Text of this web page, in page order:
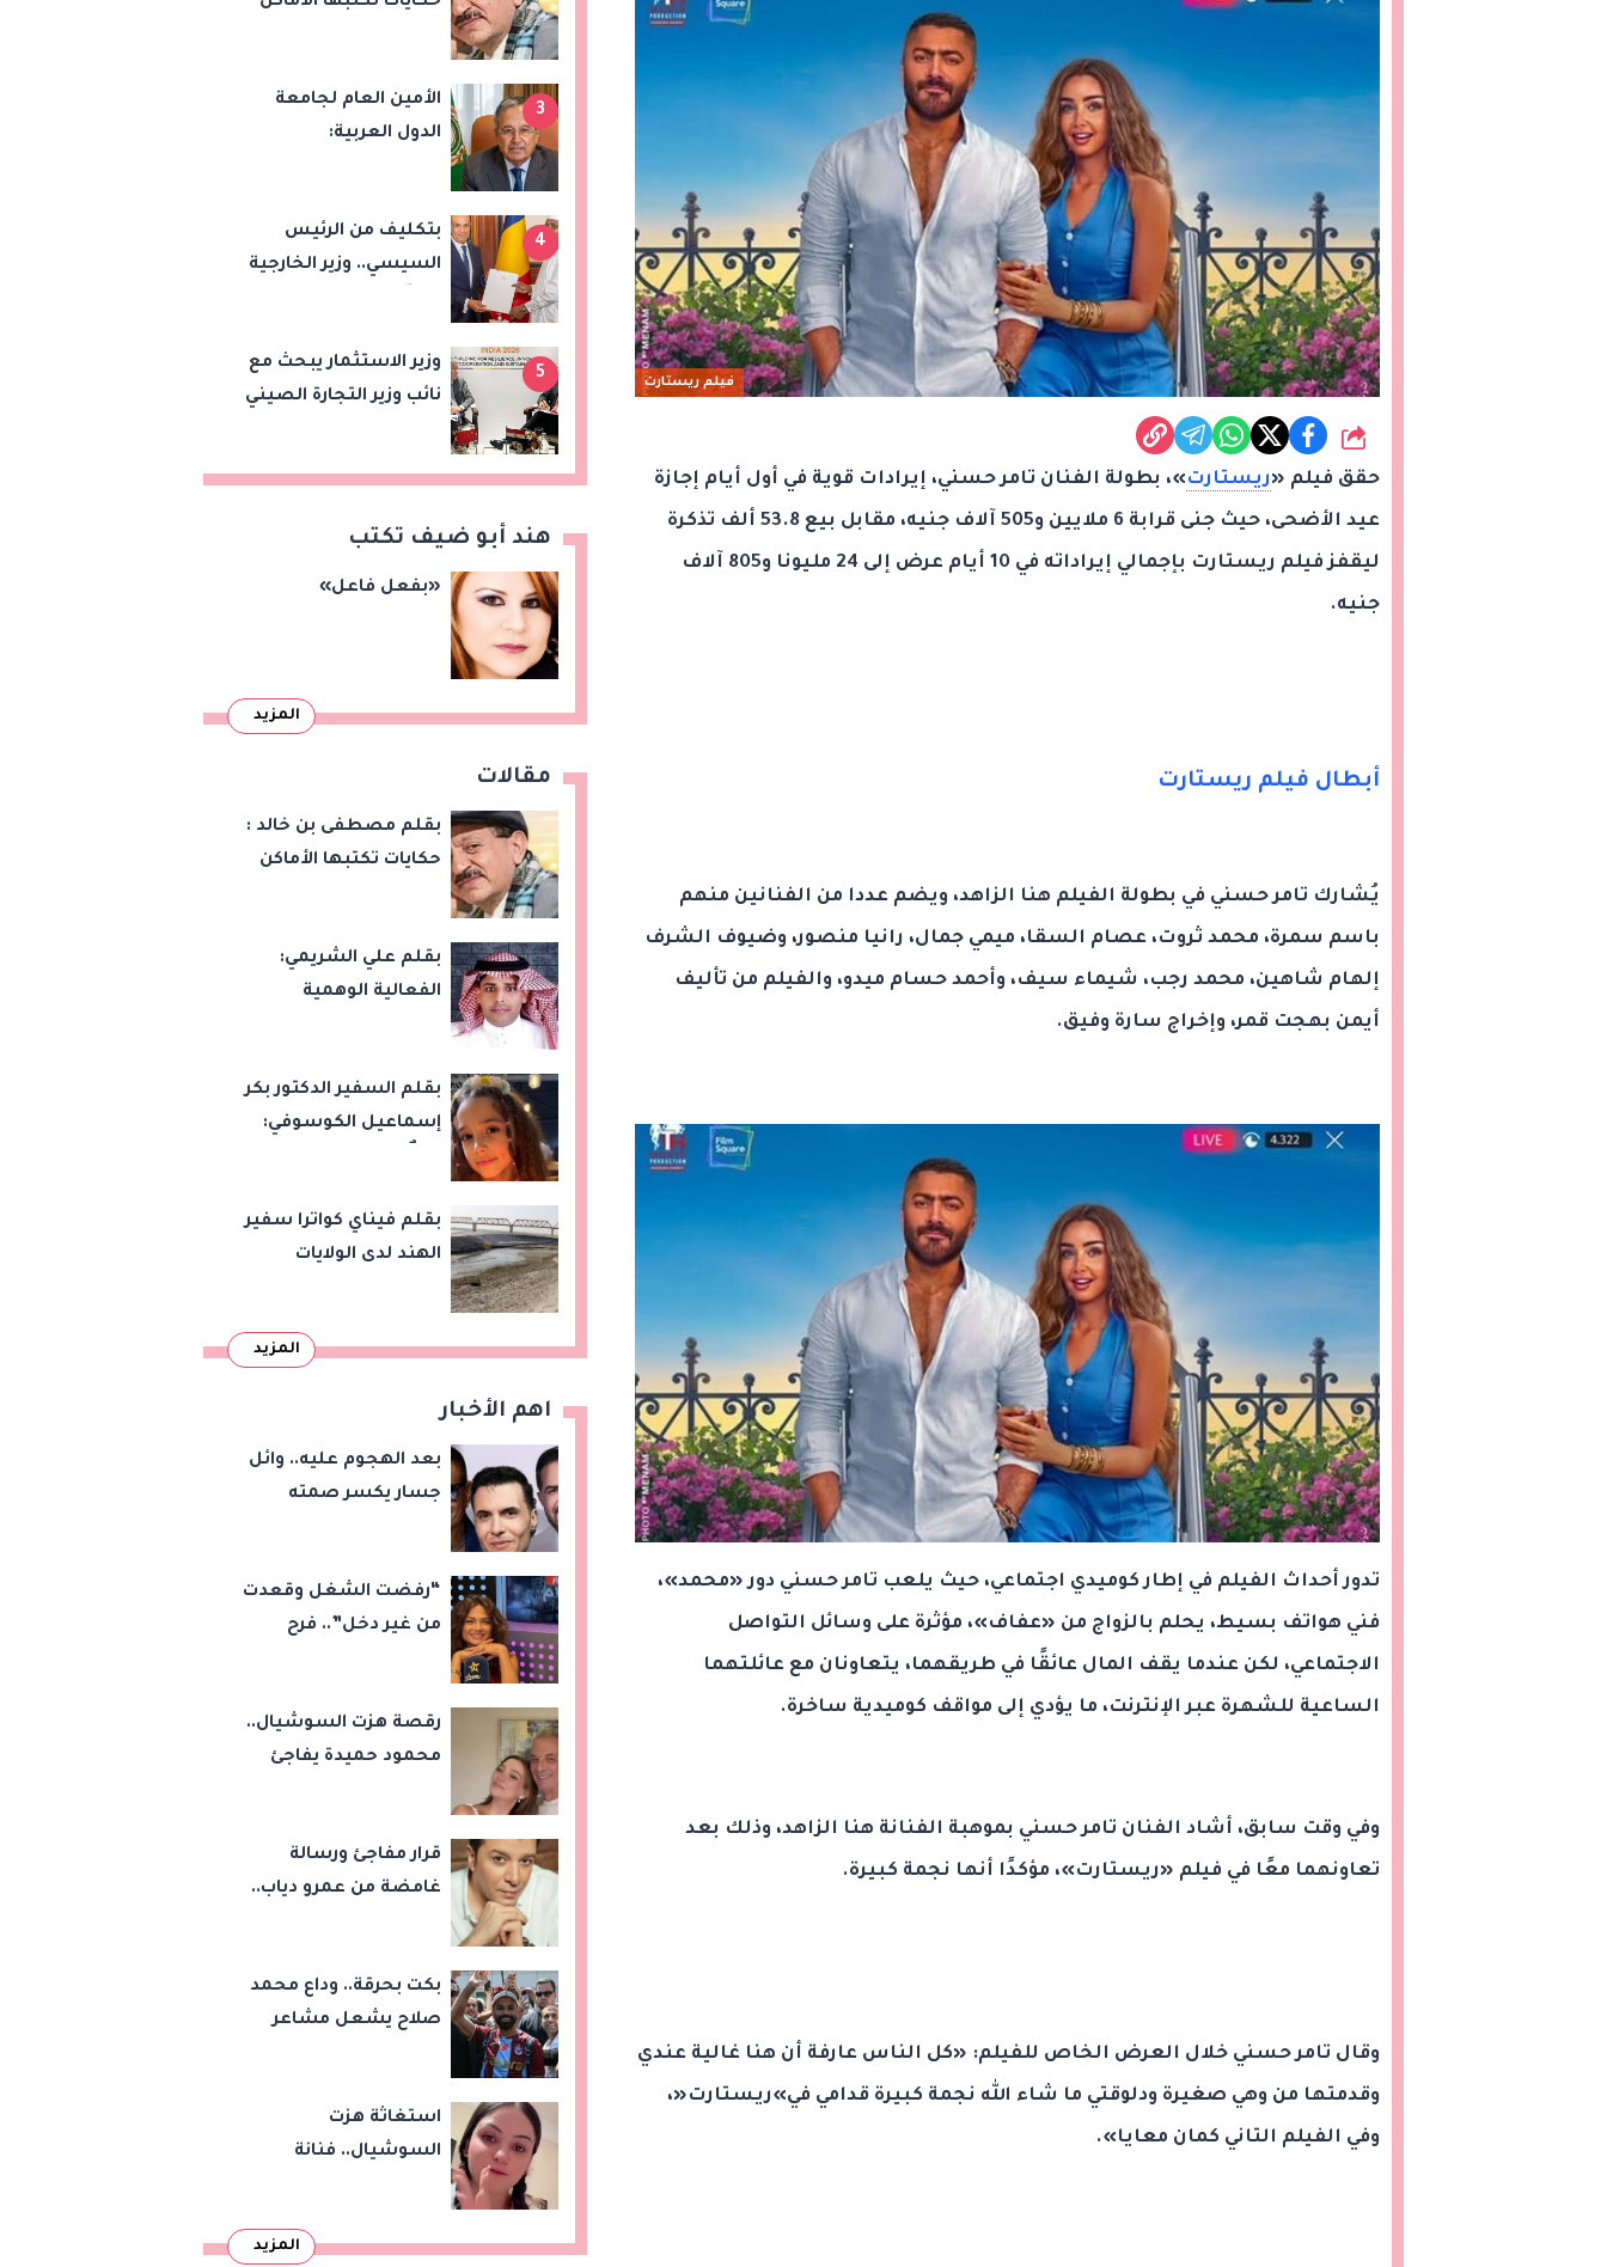
فيلم ريستارت
شارك
حقق فيلم «ريستارت»، بطولة الفنان تامر حسني، إيرادات قوية في أول أيام إجازة
عيد الأضحى، حيث جنى قرابة 6 ملايين و505 آلاف جنيه، مقابل بيع 53.8 ألف تذكرة
ليقفز فيلم ريستارت بإجمالي إيراداته في 10 أيام عرض إلى 24 مليونا و805 آلاف
جنيه.
أبطال فيلم ريستارت
يُشارك تامر حسني في بطولة الفيلم هنا الزاهد، ويضم عددا من الفنانين منهم
باسم سمرة، محمد ثروت، عصام السقا، ميمي جمال، رانيا منصور، وضيوف الشرف
إلهام شاهين، محمد رجب، شيماء سيف، وأحمد حسام ميدو، والفيلم من تأليف
أيمن بهجت قمر، وإخراج سارة وفيق.
تدور أحداث الفيلم في إطار كوميدي اجتماعي، حيث يلعب تامر حسني دور «محمد»،
فني هواتف بسيط، يحلم بالزواج من «عفاف»، مؤثرة على وسائل التواصل
الاجتماعي، لكن عندما يقف المال عائقًا في طريقهما، يتعاونان مع عائلتهما
الساعية للشهرة عبر الإنترنت، ما يؤدي إلى مواقف كوميدية ساخرة.
وفي وقت سابق، أشاد الفنان تامر حسني بموهبة الفنانة هنا الزاهد، وذلك بعد
تعاونهما معًا في فيلم «ريستارت»، مؤكدًا أنها نجمة كبيرة.
وقال تامر حسني خلال العرض الخاص للفيلم: «كل الناس عارفة أن هنا غالية عندي
وقدمتها من وهي صغيرة ودلوقتي ما شاء الله نجمة كبيرة قدامي في»ريستارت«،
وفي الفيلم التاني كمان معايا».
تقنيات 6G
3
الأمين العام لجامعة
الدول العربية:
المنطقة
4
بتكليف من الرئيس
السيسي.. وزير الخارجية
تعزيز الشراكة
الاستراتيجية بين
5
وزير الاستثمار يبحث مع
نائب وزير التجارة الصيني
هامش اجتماعات
هند أبو ضيف تكتب
«بفعل فاعل»
المزيد
مقالات
بقلم مصطفى بن خالد :
حكايات تكتبها الأماكن
بقلم علي الشريمي:
الفعالية الوهمية
بقلم السفير الدكتور بكر
إسماعيل الكوسوفي:
بقلم فيناي كواترا سفير
الهند لدى الولايات
وقت طويل من تعليق
المزيد
اهم الأخبار
بعد الهجوم عليه.. وائل
جسار يكسر صمته
“رفضت الشغل وقعدت
من غير دخل”.. فرح
اختفائها
رقصة هزت السوشيال..
محمود حميدة يفاجئ
«حرب الفراولة»
قرار مفاجئ ورسالة
غامضة من عمرو دياب..
الموسيقيين
بكت بحرقة.. وداع محمد
صلاح يشعل مشاعر
إلى ناديه الجديد
استغاثة هزت
السوشيال.. فنانة
وتكشف مفاجأة
المزيد